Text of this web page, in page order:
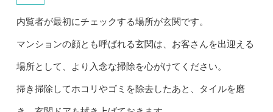
内覧者が最初にチェックする場所が玄関です。
マンションの顔とも呼ばれる玄関は、お客さんを出迎える
場所として、より入念な掃除を心がけてください。
掃き掃除してホコリやゴミを除去したあと、タイルを磨